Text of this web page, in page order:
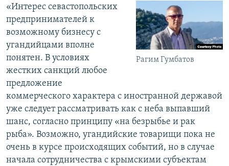
Рагим Гумбатов
«Интерес севастопольских
предпринимателей к
возможному бизнесу с
угандийцами вполне
понятен. В условиях
жестких санкций любое
предложение
коммерческого характера с иностранной державой
уже следует рассматривать как с неба выпавший
шанс, согласно принципу «на безрыбье и рак
рыба». Возможно, угандийские товарищи пока не
очень в курсе происходящих событий, но в случае
начала сотрудничества с крымскими субъектам